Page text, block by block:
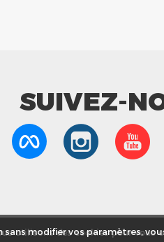
SUIVEZ-
modifier vos paramètres,
utilisons des cookies pour vous